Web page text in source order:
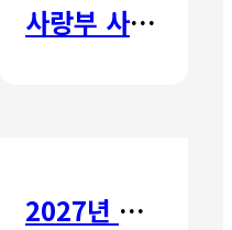
사랑부 사랑주일
2027년 갈보리 어학원 유치부 신입생 모집